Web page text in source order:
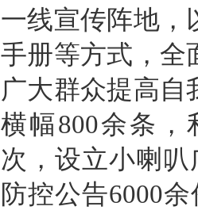
一线宣传阵地，
手册等方式，全
广大群众提高
横幅800余条，
次，设立小喇
防控公告6000